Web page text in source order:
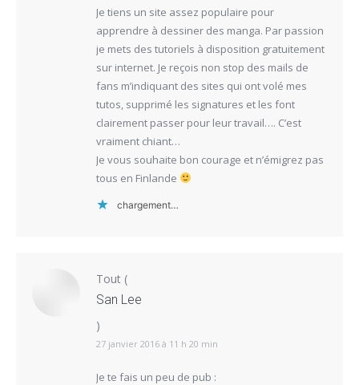
Je tiens un site assez populaire pour
apprendre à dessiner des manga. Par passion
je mets des tutoriels à disposition gratuitement
sur internet. Je reçois non stop des mails de
fans m’indiquant des sites qui ont volé mes
tutos, supprimé les signatures et les font
clairement passer pour leur travail…. C’est
vraiment chiant…
Je vous souhaite bon courage et n’émigrez pas
tous en Finlande
chargement…
Tout (
San Lee
)
27 janvier 2016 à 11 h 20 min
Je te fais un peu de pub :